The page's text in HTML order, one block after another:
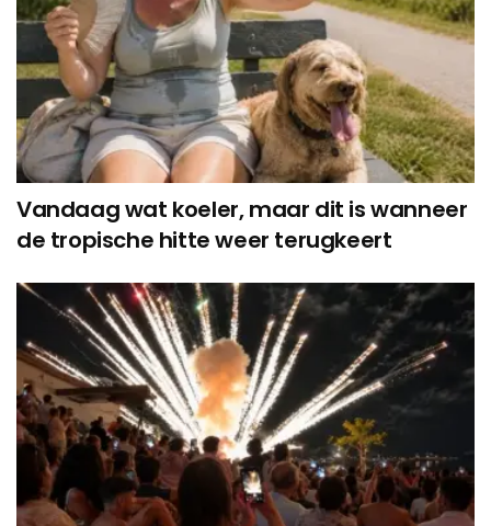
Vandaag wat koeler, maar dit is wanneer
de tropische hitte weer terugkeert